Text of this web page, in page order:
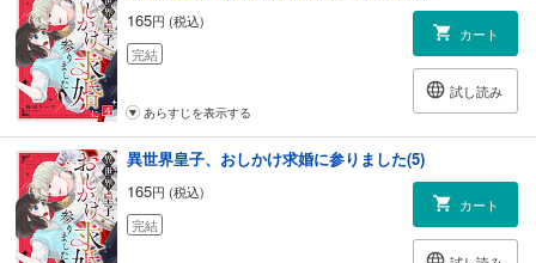
165円 (税込)
完結
カート
試し読み
あらすじを表示する
異世界皇子、おしかけ求婚に参りました(5)
165円 (税込)
完結
カート